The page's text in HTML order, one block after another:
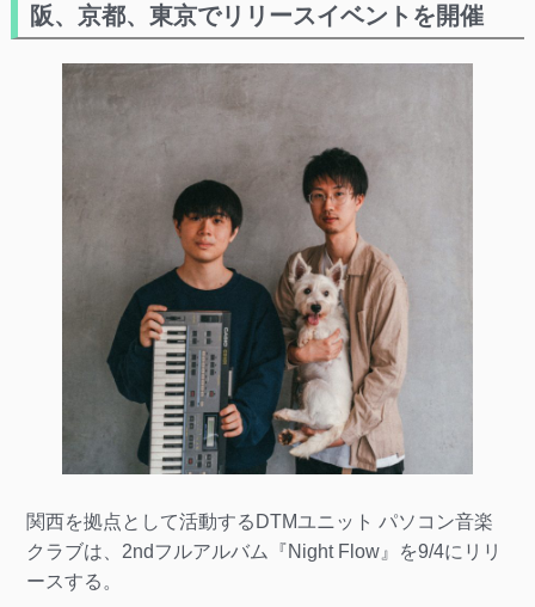
阪、京都、東京でリリースイベントを開催
関西を拠点として活動するDTMユニット パソコン音楽
クラブは、2ndフルアルバム『Night Flow』を9/4にリリ
ースする。